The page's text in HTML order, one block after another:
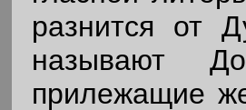
разнится от
называют
прилежащие